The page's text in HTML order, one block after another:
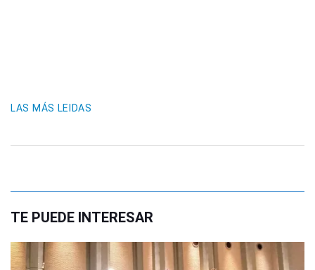
LAS MÁS LEIDAS
TE PUEDE INTERESAR